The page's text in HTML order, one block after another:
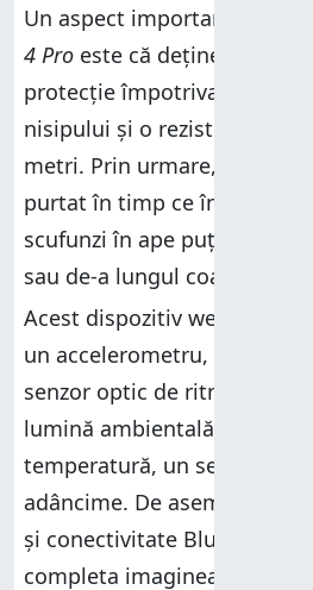
Un aspect important al
4 Pro este că deține o
protecție împotriva prafului,
nisipului și o rezistență la
metri. Prin urmare, acest
purtat în timp ce înoți și
scufunzi în ape puțin
sau de-a lungul coastei.
Acest dispozitiv wearable
un accelerometru, un
senzor optic de ritm cardiac,
lumină ambientală, un
temperatură, un senzor ECG
adâncime. De asemenea,
și conectivitate Bluetooth
completa imaginea,